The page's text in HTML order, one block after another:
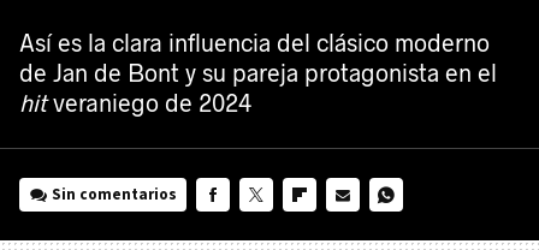
Así es la clara influencia del clásico moderno
de Jan de Bont y su pareja protagonista en el
hitveraniego de 2024
Sin comentarios